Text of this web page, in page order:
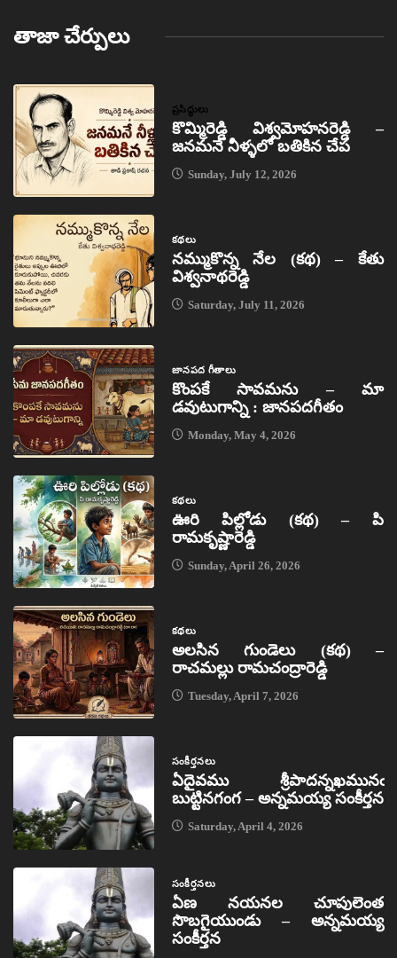
తాజా చేర్పులు
ప్రసిద్ధులు
కొమ్మిరెడ్డి విశ్వమోహనరెడ్డి –
జనమనే నీళ్ళలో బతికిన చేప
Sunday, July 12, 2026
కథలు
నమ్ముకొన్న నేల (కథ) – కేతు
విశ్వనాథరెడ్డి
Saturday, July 11, 2026
జానపద గీతాలు
కొంపకే సావమను – మా
డవుటుగాన్ని : జానపదగీతం
Monday, May 4, 2026
కథలు
ఊరి పిల్లోడు (కథ) – పి
రామకృష్ణారెడ్డి
Sunday, April 26, 2026
కథలు
అలసిన గుండెలు (కథ) –
రాచమల్లు రామచంద్రారెడ్డి
Tuesday, April 7, 2026
సంకీర్తనలు
ఏదైవము శ్రీపాదన్నఖమునఁ
బుట్టినగంగ – అన్నమయ్య సంకీర్తన
Saturday, April 4, 2026
సంకీర్తనలు
ఏణ నయనల చూపులెంత
సొబగైయుండు – అన్నమయ్య
సంకీర్తన